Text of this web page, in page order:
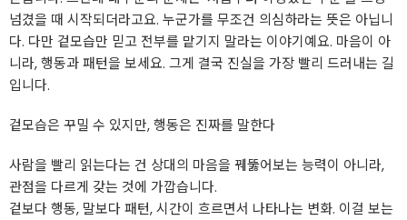
넘겼을 때 시작되더라고요. 누군가를 무조건 의심하라는 뜻은 아닙니
다. 다만 겉모습만 믿고 전부를 맡기지 말라는 이야기예요. 마음이 아
니라, 행동과 패턴을 보세요. 그게 결국 진실을 가장 빨리 드러내는 길
입니다.
겉모습은 꾸밀 수 있지만, 행동은 진짜를 말한다
사람을 빨리 읽는다는 건 상대의 마음을 꿰뚫어보는 능력이 아니라,
관점을 다르게 갖는 것에 가깝습니다.
겉보다 행동, 말보다 패턴, 시간이 흐르면서 나타나는 변화. 이걸 보는